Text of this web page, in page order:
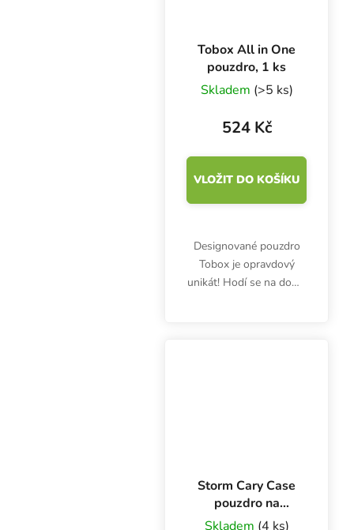
Tobox All in One
pouzdro, 1 ks
Skladem (>5 ks)
524 Kč
VLOŽIT DO KOŠÍKU
Designované pouzdro
Tobox je opravdový
unikát! Hodí se na doma
Storm Cary Case
pouzdro na
vaporizační pera
Skladem (4 ks)